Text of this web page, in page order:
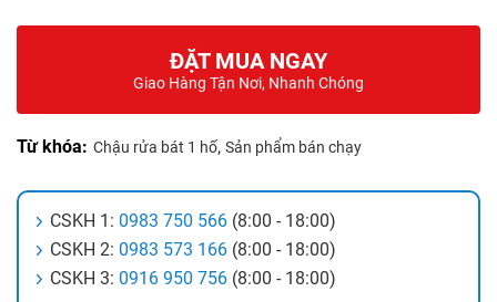
ĐẶT MUA NGAY
Giao Hàng Tận Nơi, Nhanh Chóng
Từ khóa: Chậu rửa bát 1 hố, Sản phẩm bán chạy
CSKH 1: 0983 750 566 (8:00 - 18:00)
CSKH 2: 0983 573 166 (8:00 - 18:00)
CSKH 3: 0916 950 756 (8:00 - 18:00)